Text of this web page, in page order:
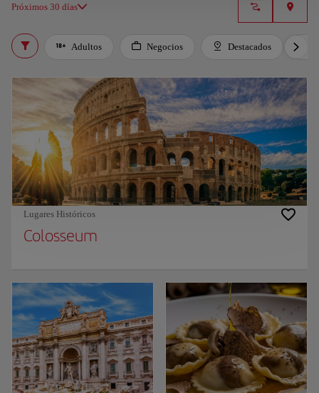
Próximos 30 días
Adultos Negocios Destacados
Lugares Históricos
Colosseum